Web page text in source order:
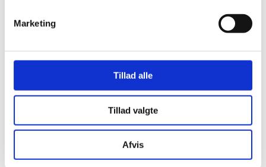
Marketing
Tillad alle
Tillad valgte
Afvis
Med en imponerende effekt på 200W er denne elvarmer i stand til at
hvilket sparer plads og giver optimal varmefordeling.
Uanset om det er i din båd, garage eller loftrum, er denne enhed en
pålidelig løsning til at holde frost og fugtighed væk.
Frostvagten er konstrueret til at håndtere forskellige miljøer.
Den kan trygt anvendes både i tørre og fugtige rum, hvilket gør den
alsidig og pålidelig under forskellige forhold.
Så uanset hvor du har brug for ekstra varme og beskyttelse mod
frost, er denne elvarmer klar til at klare opgaven.